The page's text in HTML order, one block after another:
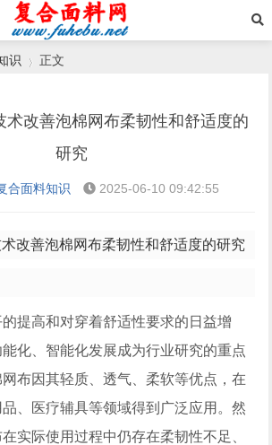
识 正文
术改善泡棉网布柔韧性和舒适度的
研究
合面料知识 2025-06-10 09:42:55
改善泡棉网布柔韧性和舒适度的研究
提高和对穿着舒适性要求的日益增
化、智能化发展成为行业研究的重点
布因其轻质、透气、柔软等优点，在
、医疗辅具等领域得到广泛应用。然
实际使用过程中仍存在柔韧性不足、